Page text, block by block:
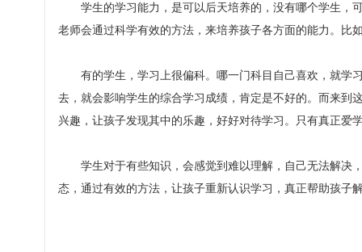
学生的学习能力，是可以后天培养的，没有哪个学生，
老师会通过科学有效的方法，来培养孩子各方面的能力。比
有的学生，学习上很偏科。哪一门科目自己喜欢，就学
去，就会影响学生的综合学习成绩，肯定是不好的。而来到
兴趣，让孩子发现其中的乐趣，好好对待学习。只有真正爱
学生对于有些知识，会感觉到难以理解，自己无法解决
态，通过有效的方法，让孩子重新认识学习，真正帮助孩子